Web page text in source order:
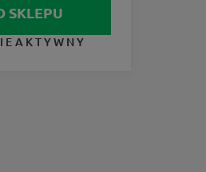
SKLEPU